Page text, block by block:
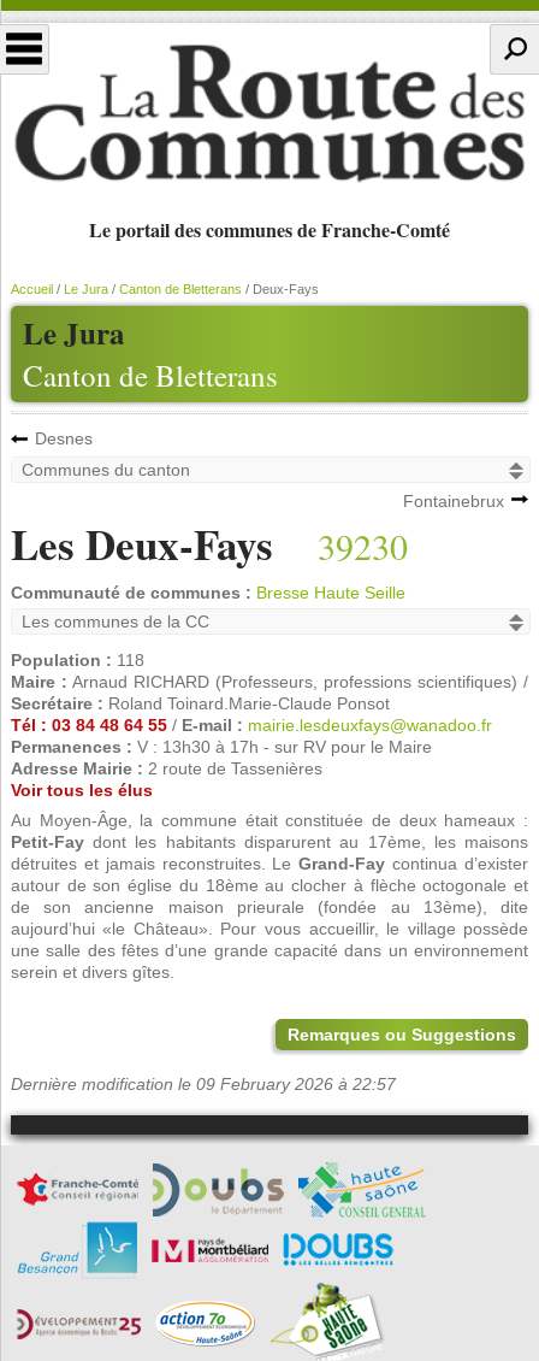
Le portail des communes de Franche-Comté
Le Jura
Canton de Bletterans
Accueil/ Le Jura/ Canton de Bletterans / Deux-Fays
Desnes
Fontainebrux
Les Deux-Fays 39230
Communauté de communes : Bresse Haute Seille
Population : 118
Maire : Arnaud RICHARD (Professeurs, professions scientifiques) /
Secrétaire : Roland Toinard.Marie-Claude Ponsot
Tél : 03 84 48 64 55/ E-mail : mairie.lesdeuxfays@wanadoo.fr
Permanences : V : 13h30 à 17h - sur RV pour le Maire
Adresse Mairie : 2 route de Tassenières
Voir tous les élus
Au Moyen-Âge, la commune était constituée de deux hameaux :
Petit-Faydont les habitants disparurent au 17ème, les maisons
détruites et jamais reconstruites. LeGrand-Faycontinua d’exister
autour de son église du 18ème au clocher à flèche octogonale et
de son ancienne maison prieurale (fondée au 13ème), dite
aujourd’hui «le Château». Pour vous accueillir, le village possède
une salle des fêtes d’une grande capacité dans un environnement
serein et divers gîtes.
Remarques ou Suggestions
Dernière modification le 09 February 2026 à 22:57